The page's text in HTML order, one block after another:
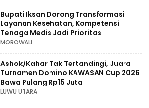
Bupati Iksan Dorong Transformasi
Layanan Kesehatan, Kompetensi
Tenaga Medis Jadi Prioritas
MOROWALI
Ashok/Kahar Tak Tertandingi, Juara
Turnamen Domino KAWASAN Cup 2026
Bawa Pulang Rp15 Juta
LUWU UTARA